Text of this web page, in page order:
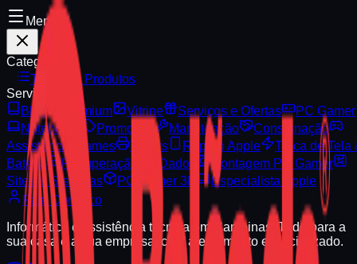
Menu
Categorias
Todos os Produtos
Serviços
Blog
Premium Vitrine Serviços e Ofertas
PC Gamer
Notebooks
Promoção Manutenção
Consignação
Assistência Games
Toners Reparo Apple
Troca de Tela
Bateria
Recuperação de Dados
Montagem PC Gamer
Sites & Sistemas
PC Gamer 3D
Especialista Apple
Fale Conosco
Informática e assistência técnica em Campinas. Tudo para a
sua casa e a sua empresa, com atendimento especializado.